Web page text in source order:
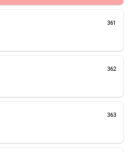
361
362
363